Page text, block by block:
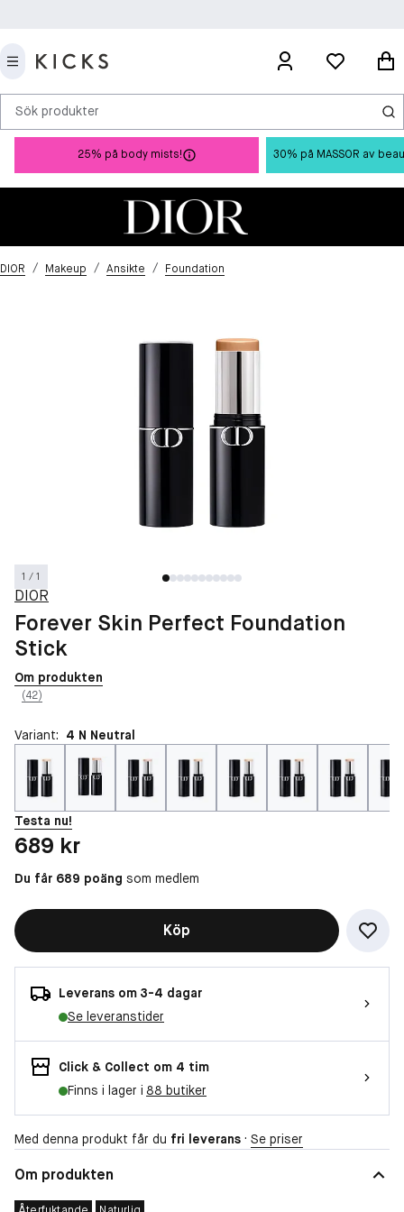
Sök produkter
25% på body mists! 30% på MASSOR av
DIOR / Makeup / Ansikte / Foundation
1 / 1
DIOR
Forever Skin Perfect Foundation
Stick
Om produkten
(42)
Variant: 4 N Neutral
Testa nu!
Pris: 689 kr
689 kr
Du får 689 poäng som medlem
Köp
Leverans om 3-4 dagar
Se leveranstider
Click & Collect om 4 tim
Finns i lager i 88 butiker
Med denna produkt får du fri leverans · Se priser
Om produkten